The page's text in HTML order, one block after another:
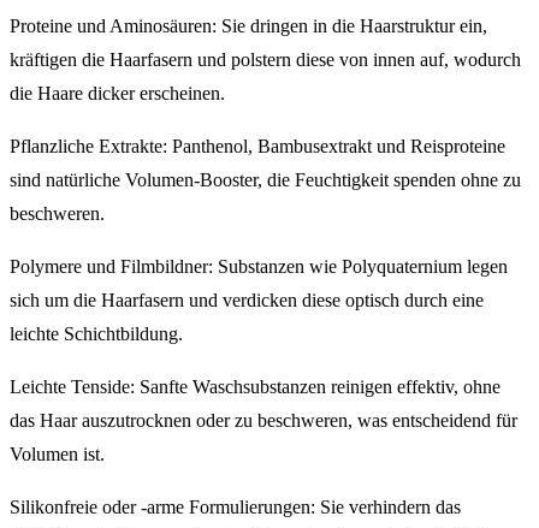
Proteine und Aminosäuren: Sie dringen in die Haarstruktur ein,
kräftigen die Haarfasern und polstern diese von innen auf, wodurch
die Haare dicker erscheinen.
Pflanzliche Extrakte: Panthenol, Bambusextrakt und Reisproteine
sind natürliche Volumen-Booster, die Feuchtigkeit spenden ohne zu
beschweren.
Polymere und Filmbildner: Substanzen wie Polyquaternium legen
sich um die Haarfasern und verdicken diese optisch durch eine
leichte Schichtbildung.
Leichte Tenside: Sanfte Waschsubstanzen reinigen effektiv, ohne
das Haar auszutrocknen oder zu beschweren, was entscheidend für
Volumen ist.
Silikonfreie oder -arme Formulierungen: Sie verhindern das